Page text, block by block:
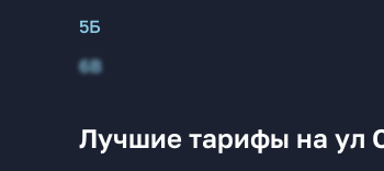
5Б
6В
Лучшие тарифы на ул